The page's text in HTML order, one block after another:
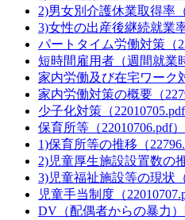
2)男女別介護休業取得率（
3)女性の出産後継続就業
パートタイム労働対策（
短時間雇用者（週間就業
家内労働及び在宅ワーク
家内労働対策の概要（
少子化対策（22010705.pdf
保育所等（22010706.pdf）
1)保育所等の推移（
2)児童厚生施設設置数の
3)児童福祉施設等の現状（
児童手当制度（
DV（配偶者からの暴力）